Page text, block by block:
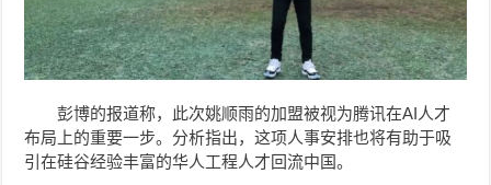
彭博的报道称，此次姚顺雨的加盟被视为腾讯在AI人才
布局上的重要一步。 分析指出，这项人事安排也将有助于吸
引在硅谷经验丰富的华人工程人才回流中国。